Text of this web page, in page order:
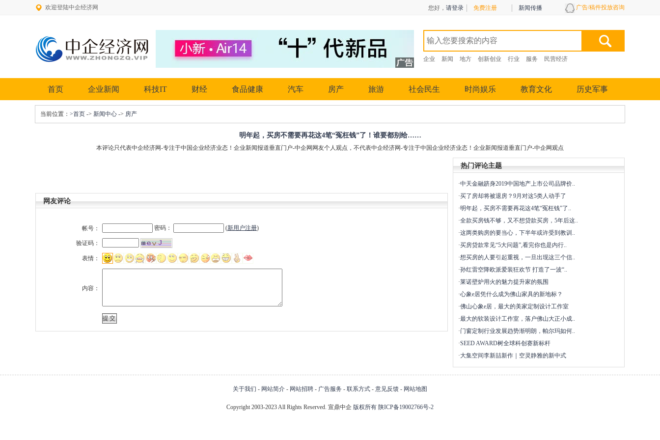
欢迎登陆中企经济网 您好， 请登录 免费注册 新闻传播 广告/稿件投放咨询
企业 新闻 地方 创新创业 行业 服务 民营经济
首页 企业新闻 科技IT 财经 食品健康 汽车 房产 旅游 社会民生 时尚娱乐 教育文化 历史军事
当前位置： >首页 -> 新闻中心 -> 房产
明年起，买房不需要再花这4笔“冤枉钱”了！谁要都别给……
本评论只代表中企经济网-专注于中国企业经济业态！企业新闻报道垂直门户-中企网网友个人观点，不代表中企经济网-专注于中国企业经济业态！企业新闻报道垂直门户-中企网观点
网友评论
帐号： 密码： (新用户注册)
验证码：
表情：
内容：
热门评论主题
·中天金融跻身2019中国地产上市公司品牌价..
·买了房却将被退房？9月对这5类人动手了
·明年起，买房不需要再花这4笔“冤枉钱”了..
·全款买房钱不够，又不想贷款买房，5年后这..
·这两类购房的要当心，下半年或许受到教训..
·买房贷款常见“5大问题”,看完你也是内行..
·想买房的人要引起重视，一旦出现这三个信..
·孙红雷空降欧派爱装狂欢节 打造了一波“..
·莱诺壁炉用火的魅力提升家的氛围
·心象e居凭什么成为佛山家具的新地标？
·佛山心象e居，最大的美家定制设计工作室
·最大的软装设计工作室，落户佛山大正小成..
·门窗定制行业发展趋势渐明朗，帕尔玛如何..
·SEED AWARD树全球科创赛新标杆
·大集空间李新喆新作｜空灵静雅的新中式
关于我们 - 网站简介 - 网站招聘 - 广告服务 - 联系方式 - 意见反馈 - 网站地图
Copyright 2003-2023 All Rights Reserved. 宣鼎中企 版权所有 陕ICP备19002766号-2